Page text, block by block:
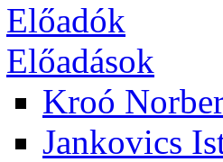
Elő­adók
Elő­adá­sok
Kroó
Jan­ko­vics